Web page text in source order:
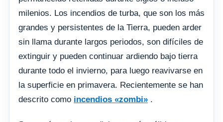
milenios. Los incendios de turba, que son los más
grandes y persistentes de la Tierra, pueden arder
sin llama durante largos periodos, son difíciles de
extinguir y pueden continuar ardiendo bajo tierra
durante todo el invierno, para luego reavivarse en
la superficie en primavera. Recientemente se han
descrito como incendios «zombi» .